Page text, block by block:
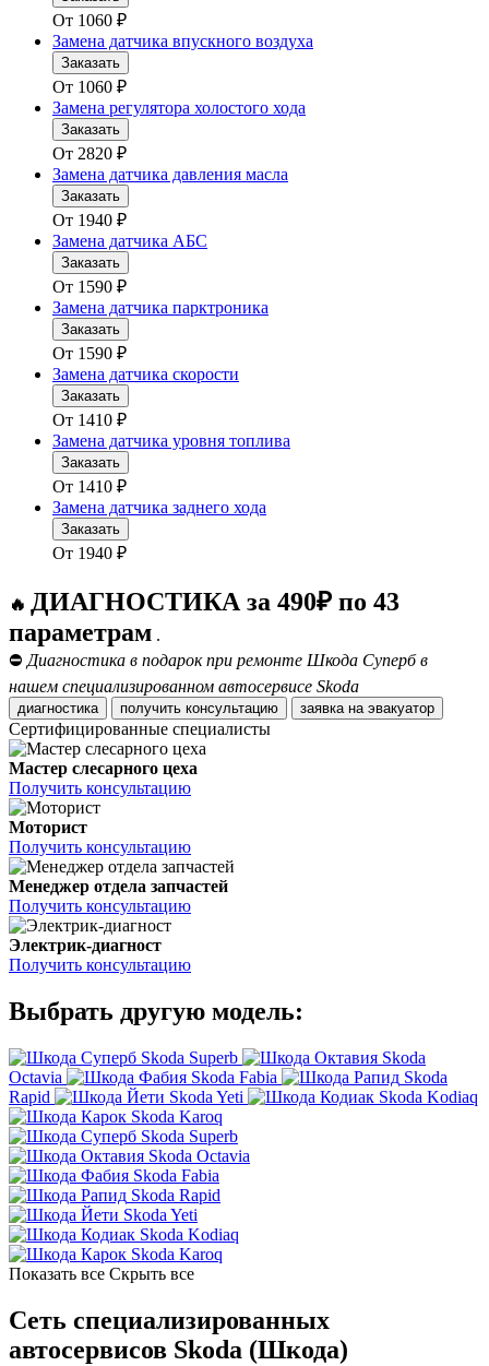
От 1060 ₽
Замена датчика впускного воздуха
Заказать
От 1060 ₽
Замена регулятора холостого хода
Заказать
От 2820 ₽
Замена датчика давления масла
Заказать
От 1940 ₽
Замена датчика АБС
Заказать
От 1590 ₽
Замена датчика парктроника
Заказать
От 1590 ₽
Замена датчика скорости
Заказать
От 1410 ₽
Замена датчика уровня топлива
Заказать
От 1410 ₽
Замена датчика заднего хода
Заказать
От 1940 ₽
🔥 ДИАГНОСТИКА за 490₽ по 43
параметрам .
⛔ Диагностика в подарок при ремонте Шкода Суперб в
нашем специализированном автосервисе Skoda
диагностика получить консультацию заявка на эвакуатор
Сертифицированные специалисты
Мастер слесарного цеха
Получить консультацию
Моторист
Получить консультацию
Менеджер отдела запчастей
Получить консультацию
Электрик-диагност
Получить консультацию
Выбрать другую модель:
Skoda Superb
Skoda
Octavia
Skoda Fabia
Skoda
Rapid
Skoda Yeti
Skoda Kodiaq
Skoda Karoq
Skoda Superb
Skoda Octavia
Skoda Fabia
Skoda Rapid
Skoda Yeti
Skoda Kodiaq
Skoda Karoq
Показать все Скрыть все
Сеть специализированных
автосервисов Skoda (Шкода)